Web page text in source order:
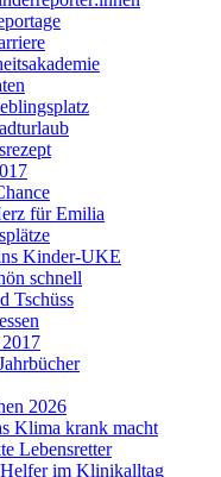
für Emilia
Kinder-UKE
schnell
Tschüss
2026
Klima krank macht
Lebensretter
im Klinikalltag